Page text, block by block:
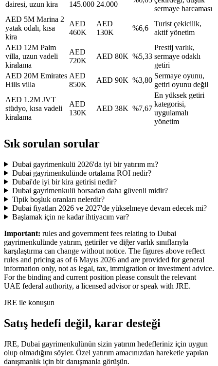
dairesi, uzun kira
145.000 24.000
sermaye harcaması
AED 5M Marina 2
yatak odalı, kısa
kira
AED
460K
AED
130K
%6,6
Turist çekicilik,
aktif yönetim
AED 12M Palm
villa, uzun vadeli
kiralama
AED
720K
AED 80K %5,33
Prestij varlık,
sermaye odaklı
getiri
AED 20M Emirates
Hills villa
AED
850K
AED 90K %3,80
Sermaye oyunu,
getiri oyunu değil
AED 1.2M JVT
stüdyo, kısa vadeli
kiralama
AED
130K
AED 38K %7,67
En yüksek getiri
kategorisi,
uygulamalı
yönetim
Sık sorulan sorular
Dubai gayrimenkulü 2026'da iyi bir yatırım mı?
Dubai gayrimenkulünde ortalama ROI nedir?
Dubai'de iyi bir kira getirisi nedir?
Dubai gayrimenkulü borsadan daha güvenli midir?
Tipik boşluk oranları nelerdir?
Dubai fiyatları 2026 ve 2027'de yükselmeye devam edecek mi?
Başlamak için ne kadar ihtiyacım var?
Important: rules and government fees relating to Dubai
gayrimenkulünde yatırım, getiriler ve diğer varlık sınıflarıyla
karşılaştırma can change without notice. The figures above reflect
rules and pricing as of 6 Mayıs 2026 and are provided for general
information only, not as legal, tax, immigration or investment advice.
For the binding and current position please consult the relevant
UAE federal authority, a licensed advisor or speak with JRE.
JRE ile konuşun
Satış hedefi değil, karar desteği
JRE, Dubai gayrimenkulünün sizin yatırım hedefleriniz için uygun
olup olmadığını söyler. Özel yatırım amacınızdan hareketle yapılan
danışmanlık için bir danışmanla görüşün.